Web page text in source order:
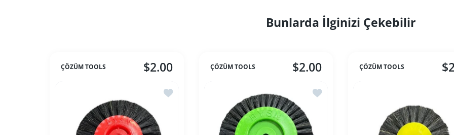
Bunlarda İlginizi Çekebilir
ÇÖZÜM TOOLS $2.00
İstek listesine ekle Kırmızı Kıl Fırça
ÇÖZÜM TOOLS $2.00
İstek listesine ekle Yeşil Kıl Fırça
ÇÖZÜM TOOLS